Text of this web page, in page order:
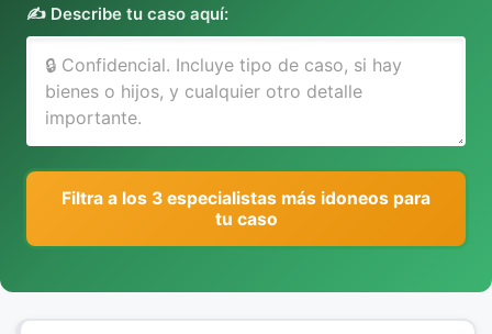
✍️ Describe tu caso aquí:
Filtra a los 3 especialistas más idoneos para
tu caso